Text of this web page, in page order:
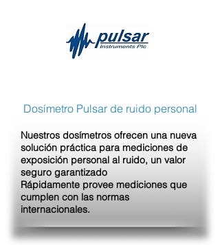
Dosímetro Pulsar de ruido personal
Nuestros dosímetros ofrecen una nueva
solución práctica para mediciones de
exposición personal al ruido, un valor
seguro garantizado
Rápidamente provee mediciones que
cumplen con las normas
internacionales.